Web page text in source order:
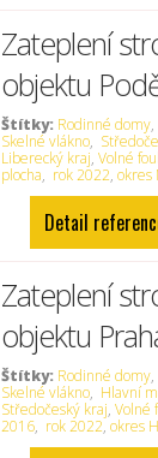
Zateplení
objektu
Štítky: Rodinné domy,
Skelné vlákno,
Liberecký kraj,Volné
plocha, rok 2022,okres
Detail
Zateplení
objektu
Štítky: Rodinné domy,
Skelné vlákno, Hlavní
Středočeský kraj,Volné
2016, rok 2022,okres